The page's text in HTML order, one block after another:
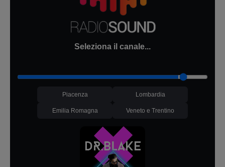
Seleziona il canale...
Piacenza Lombardia
Emilia Romagna Veneto e Trentino